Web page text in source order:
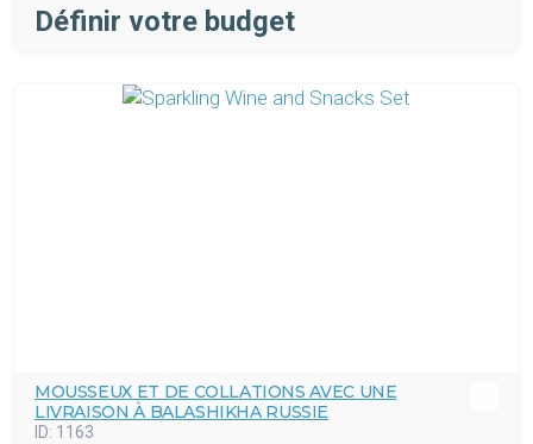
Définir votre budget
MOUSSEUX ET DE COLLATIONS AVEC UNE
LIVRAISON À BALASHIKHA RUSSIE
ID: 1163